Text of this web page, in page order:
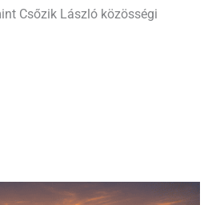
Csőzik László közösségi